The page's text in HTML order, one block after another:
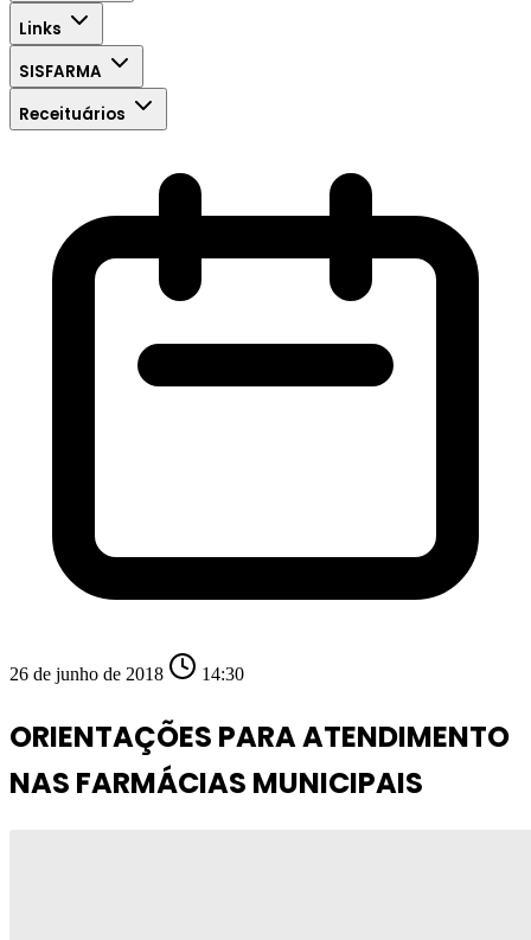
Links
SISFARMA
Receituários
26 de junho de 2018 14:30
ORIENTAÇÕES PARA ATENDIMENTO
NAS FARMÁCIAS MUNICIPAIS